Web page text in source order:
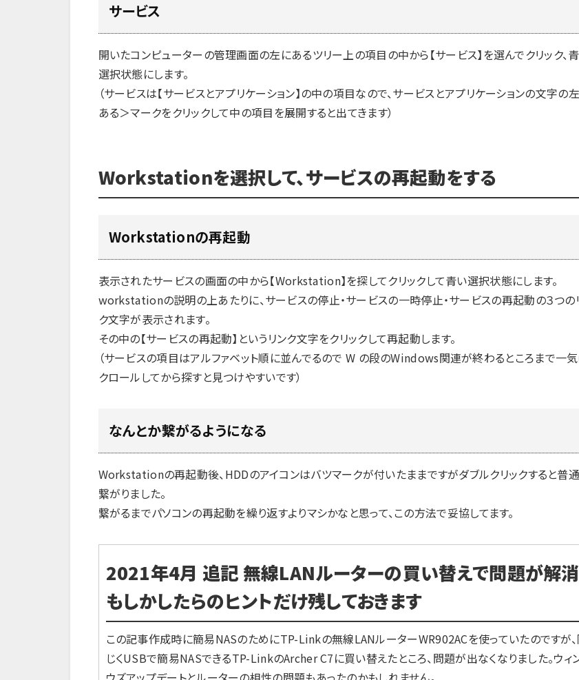
サービス
開いたコンピューターの管理画面の左にあるツリー上の項目の中から【サービス】を選んでクリック、
選択状態にします。
（サービスは【サービスとアプリケーション】の中の項目なので、サービスとアプリケーションの文字の
ある＞マークをクリックして中の項目を展開すると出てきます）
Workstationを選択して、サービスの再起動をする
Workstationの再起動
表示されたサービスの画面の中から【Workstation】を探してクリックして青い選択状態にします。
workstationの説明の上あたりに、サービスの停止・サービスの一時停止・サービスの再起動の３つの
ク文字が表示されます。
その中の【サービスの再起動】というリンク文字をクリックして再起動します。
（サービスの項目はアルファベット順に並んでるので W の段のWindows関連が終わるところまで一
クロールしてから探すと見つけやすいです）
なんとか繋がるようになる
Workstationの再起動後、HDDのアイコンはバツマークが付いたままですがダブルクリックすると普
繋がりました。
繋がるまでパソコンの再起動を繰り返すよりマシかなと思って、この方法で妥協してます。
2021年4月 追記 無線LANルーターの買い替えで問題が解消
もしかしたらのヒントだけ残しておきます
この記事作成時に簡易NASのためにTP-Linkの無線LANルーターWR902ACを使っていたのですが
じくUSBで簡易NASできるTP-LinkのArcher C7に買い替えたところ、問題が出なくなりました。ウィ